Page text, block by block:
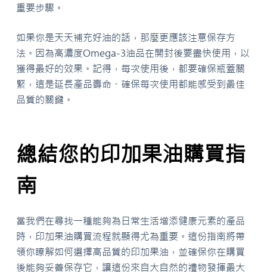
重要步驟。
如果你是天天補充好油的話，那麼更應該注意保存方
法。因為高濃度Omega-3油品在開封後要盡快使用，以
獲得最好的效果。記得，每次使用後，都要確保瓶蓋關
緊，這是延長產品壽命、確保每次使用都能感受到最佳
品質的關鍵。
總結您的印加果油購買指
南
當我們在尋找一種能夠為日常生活增添健康元素的產品
時，印加果油購買流程就顯得尤為重要。這份指南將帶
領你瞭解如何選擇高品質的印加果油，並確保你在購買
後能夠妥善保存它，讓這份來自大自然的禮物發揮最大